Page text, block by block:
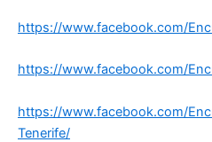
https://www.facebook.com/
https://www.facebook.com/
https://www.facebook.com/
Tenerife/